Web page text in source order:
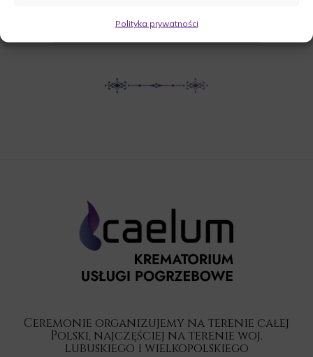
Polityka prywatności
POBIERZ POWIADOMIENIE SMS
Ceremonie organizujemy na terenie całej
Polski, najczęściej na terenie woj.
lubuskiego i wielkopolskiego